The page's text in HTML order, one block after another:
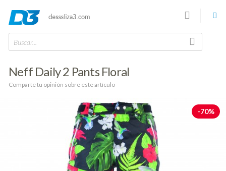
Buscar...
Neff Daily 2 Pants Floral
Comparte tu opinión sobre este artículo
-70%